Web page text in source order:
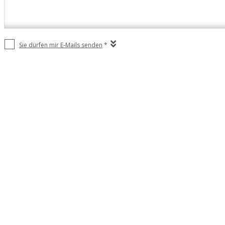
Sie dürfen mir E-Mails senden *